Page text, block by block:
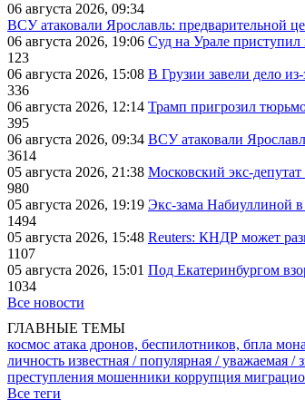
06 августа 2026, 09:34
ВСУ атаковали Ярославль: предварительной
06 августа 2026, 19:06 Суд на Урале
123
06 августа 2026, 15:08 В Грузии завели дело
336
06 августа 2026, 12:14 Трамп пригрозил
395
06 августа 2026, 09:34 ВСУ атаковали
3614
05 августа 2026, 21:38 Московский экс-
980
05 августа 2026, 19:19 Экс-зама Набиуллиной
1494
05 августа 2026, 15:48 Reuters: КНДР может
1107
05 августа 2026, 15:01 Под Екатеринбургом
1034
Все новости
ГЛАВНЫЕ ТЕМЫ
космос атака дронов, беспилотников, бпла
личность известная / популярная / уважаемая /
преступления мошенники коррупция
Все теги